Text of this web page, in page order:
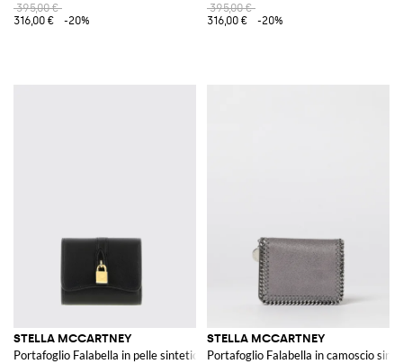
395,00 €
316,00 €
-20%
395,00 €
316,00 €
-20%
STELLA MCCARTNEY
Portafoglio Falabella in pelle sintetica a grana con lucchetto
STELLA MCCARTNEY
Portafoglio Falabella in camoscio